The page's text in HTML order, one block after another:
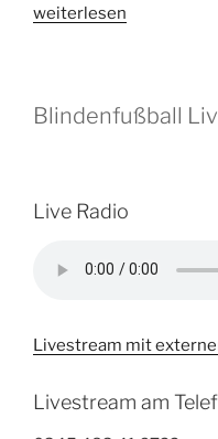
„Stuttgart
weiterlesen
Blindenfußball
Live Radio
Livestream mit
Livestream am